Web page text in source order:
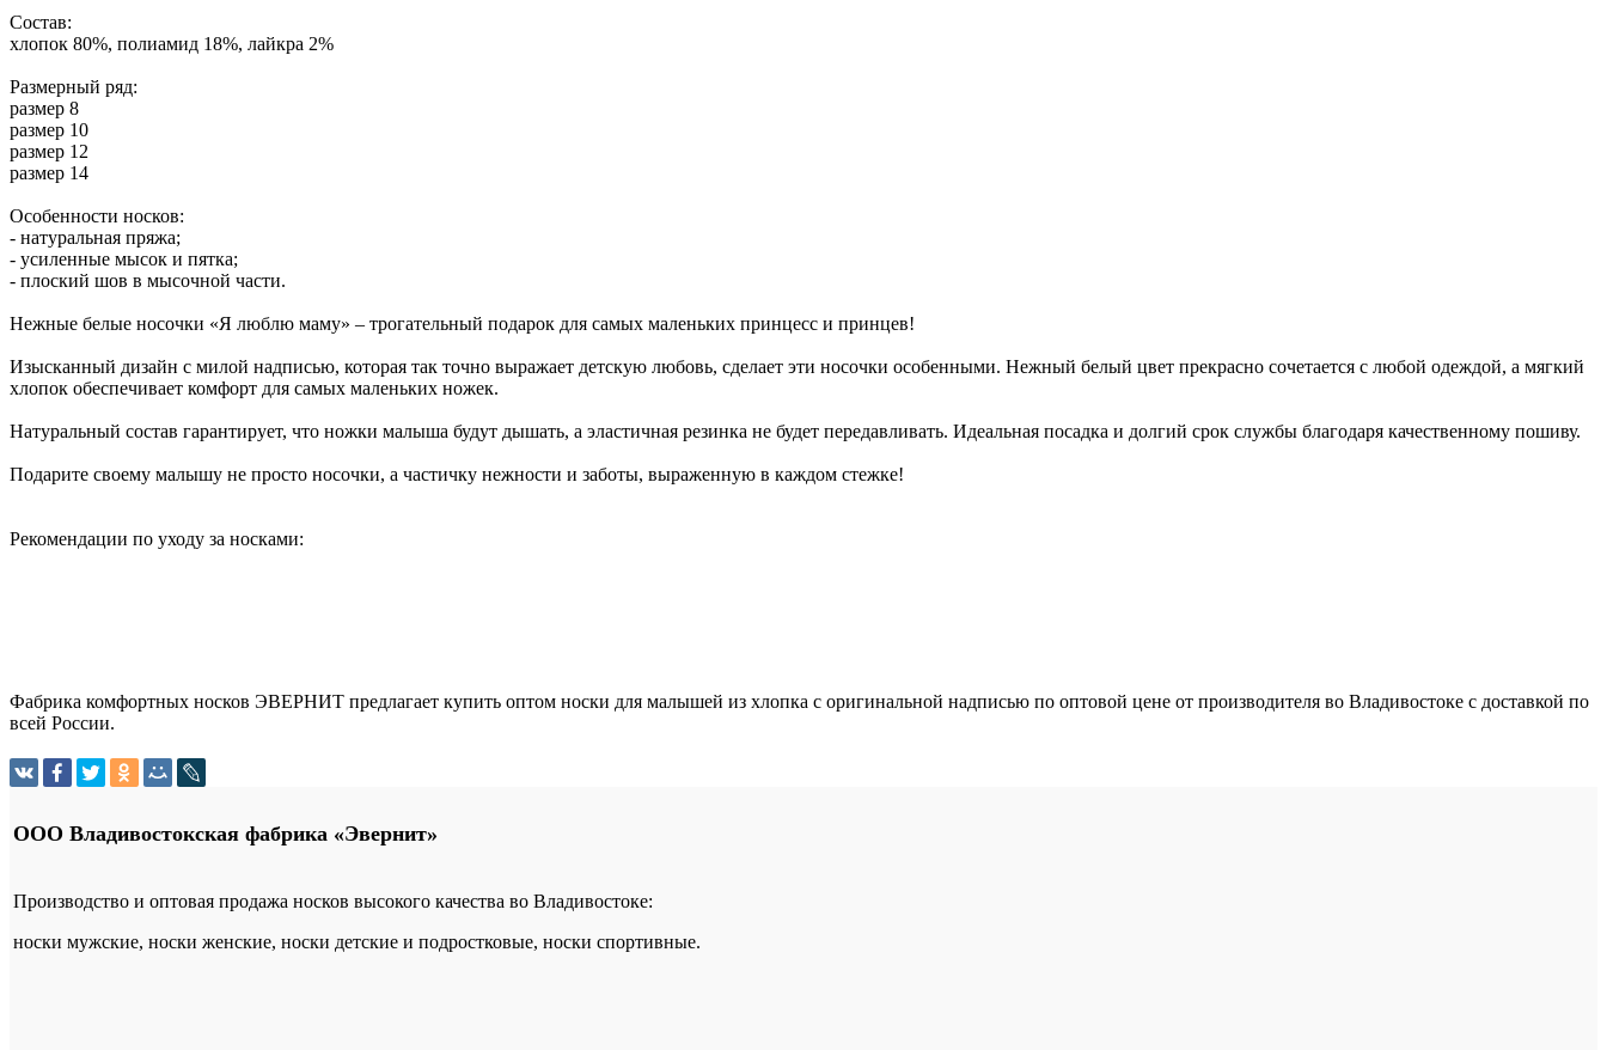
Состав:
хлопок 80%, полиамид 18%, лайкра 2%
Размерный ряд:
размер 8
размер 10
размер 12
размер 14
Особенности носков:
- натуральная пряжа;
- усиленные мысок и пятка;
- плоский шов в мысочной части.
Нежные белые носочки «Я люблю маму» – трогательный подарок для самых маленьких принцесс и принцев!
Изысканный дизайн с милой надписью, которая так точно выражает детскую любовь, сделает эти носочки особенными. Нежный белый цвет прекрасно сочетается с любой одеждой, а мягкий
хлопок обеспечивает комфорт для самых маленьких ножек.
Натуральный состав гарантирует, что ножки малыша будут дышать, а эластичная резинка не будет передавливать. Идеальная посадка и долгий срок службы благодаря качественному пошиву.
Подарите своему малышу не просто носочки, а частичку нежности и заботы, выраженную в каждом стежке!
Рекомендации по уходу за носками:
Фабрика комфортных носков ЭВЕРНИТ предлагает купить оптом носки для малышей из хлопка с оригинальной надписью по оптовой цене от производителя во Владивостоке с доставкой по
всей России.
ООО Владивостокская фабрика «Эвернит»
Производство и оптовая продажа носков высокого качества во Владивостоке:
носки мужские, носки женские, носки детские и подростковые, носки спортивные.